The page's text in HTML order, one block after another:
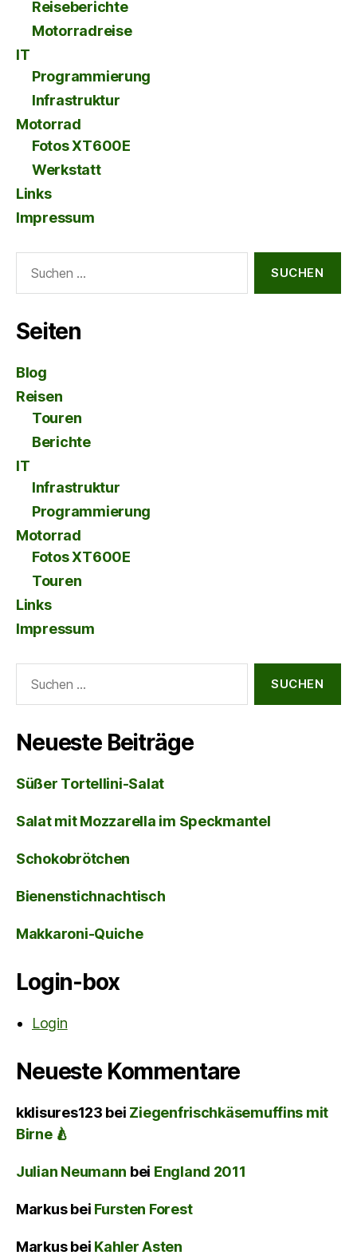
Reiseberichte
Motorradreise
IT
Programmierung
Infrastruktur
Motorrad
Fotos XT600E
Werkstatt
Links
Impressum
nach:
Seiten
Blog
Reisen
Touren
Berichte
IT
Infrastruktur
Programmierung
Motorrad
Fotos XT600E
Touren
Links
Impressum
nach:
Neueste Beiträge
Süßer Tortellini-Salat
Salat mit Mozzarella im Speckmantel
Schokobrötchen
Bienenstichnachtisch
Makkaroni-Quiche
Login-box
Login
Neueste Kommentare
kklisures123 bei Ziegenfrischkäsemuffins mit
Birne 🍐
Julian Neumann bei England 2011
Markusbei Fursten Forest
Markusbei Kahler Asten